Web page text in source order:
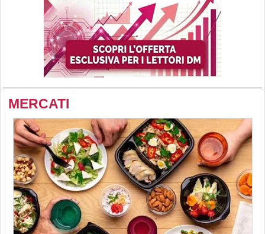
MERCATI